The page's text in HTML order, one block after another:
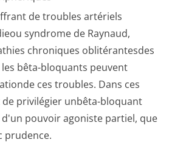
de troubles artériels
syndrome de Raynaud,
chroniques oblitérantesdes
bêta-bloquants peuvent
ces troubles. Dans ces
privilégier unbêta-bloquant
pouvoir agoniste partiel, que
prudence.